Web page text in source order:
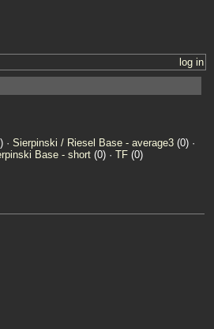
log in
· Sierpinski / Riesel Base - average3(0) ·
Base - short(0) · TF(0)